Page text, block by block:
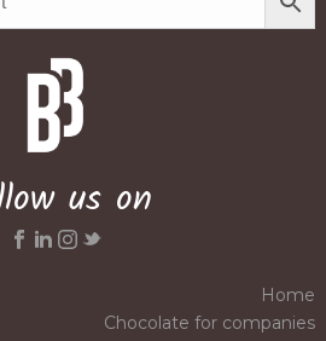
us on
Home
Chocolate for companies